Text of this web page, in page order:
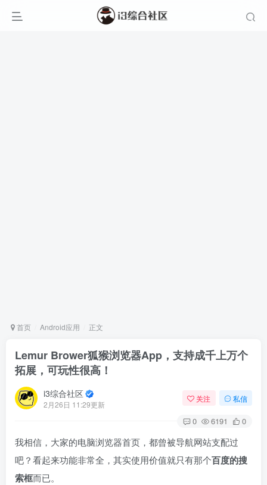
首页 Android应用 正文
Lemur Brower狐猴浏览器App，支持成千上万个
拓展，可玩性很高！
i3综合社区
2月26日 11:29更新
关注 私信
0 6191 0
我相信，大家的电脑浏览器首页，都曾被导航网站支配过
吧？看起来功能非常全，其实使用价值就只有那个百度的搜
索框而已。